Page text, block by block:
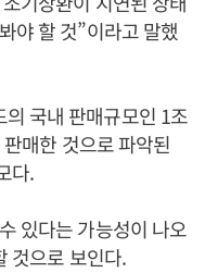
야 할 것”이라고 말했
국내 판매규모인 1조
매한 것으로 파악된
다.
있다는 가능성이 나오
것으로 보인다.